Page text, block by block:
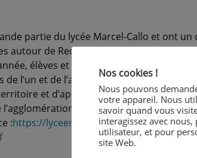
partie du lycée Marcel-Callo et ont un
autour de Redon.
élèves et professeurs de chaque
l’un et de l’autre. Cette nouvelle
et d’apporter un complément de
redonnaise.
:https://lyceemarcelcallo.org/wp-
Nos cookies !
Nous pouvons
votre appareil. Nous
savoir quand vous
interagissez avec
utilisateur, et pour
site Web.